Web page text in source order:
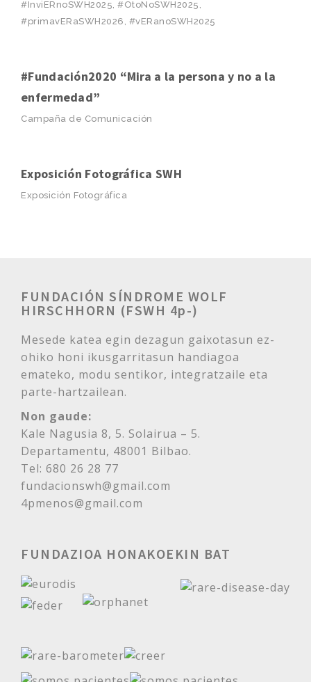
#InviERnoSWH2025, #OtoÑoSWH2025,
#primavERaSWH2026, #vERanoSWH2025
#Fundación2020 “Mira a la persona y no a la
enfermedad”
Campaña de Comunicación
Exposición Fotográfica SWH
Exposición Fotográfica
FUNDACIÓN SÍNDROME WOLF
HIRSCHHORN (FSWH 4p-)
Mesede katea egin dezagun gaixotasun ez-
ohiko honi ikusgarritasun handiagoa
emateko, modu sentikor, integratzaile eta
parte-hartzailean.
Non gaude:
Kale Nagusia 8, 5. Solairua – 5.
Departamentu, 48001 Bilbao.
Tel: 680 26 28 77
fundacionswh@gmail.com
4pmenos@gmail.com
FUNDAZIOA HONAKOEKIN BAT